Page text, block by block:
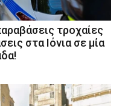
τροχαίες
στα Ιόνια σε μία